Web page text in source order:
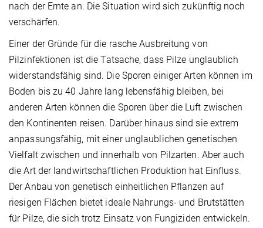
nach der Ernte an. Die Situation wird sich zukünftig noch
verschärfen.
Einer der Gründe für die rasche Ausbreitung von
Pilzinfektionen ist die Tatsache, dass Pilze unglaublich
widerstandsfähig sind. Die Sporen einiger Arten können im
Boden bis zu 40 Jahre lang lebensfähig bleiben, bei
anderen Arten können die Sporen über die Luft zwischen
den Kontinenten reisen. Darüber hinaus sind sie extrem
anpassungsfähig, mit einer unglaublichen genetischen
Vielfalt zwischen und innerhalb von Pilzarten. Aber auch
die Art der landwirtschaftlichen Produktion hat Einfluss.
Der Anbau von genetisch einheitlichen Pflanzen auf
riesigen Flächen bietet ideale Nahrungs- und Brutstätten
für Pilze, die sich trotz Einsatz von Fungiziden entwickeln.